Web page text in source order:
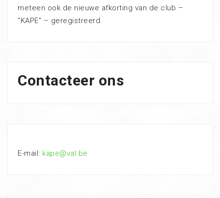
meteen ook de nieuwe afkorting van de club –
“KAPE” – geregistreerd.
Contacteer ons
E-mail: kape@val.be